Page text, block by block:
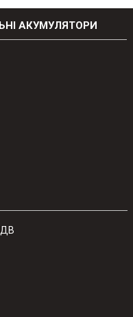
АКУМУЛЯТОРИ